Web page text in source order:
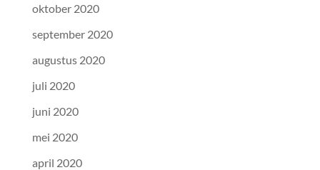
oktober 2020
september 2020
augustus 2020
juli 2020
juni 2020
mei 2020
april 2020